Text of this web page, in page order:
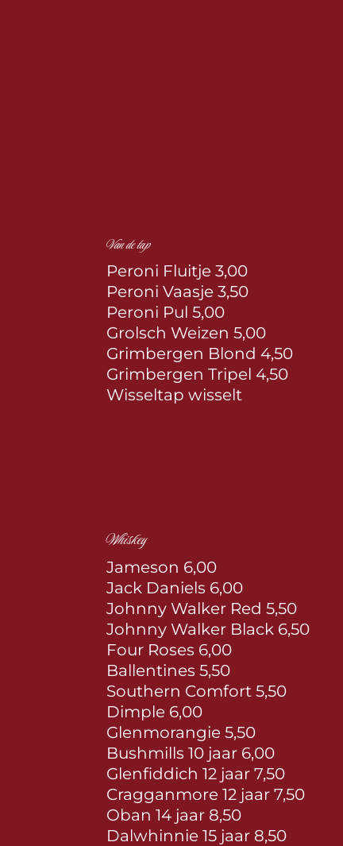
Van de tap
Peroni Fluitje 3,00
Peroni Vaasje 3,50
Peroni Pul 5,00
Grolsch Weizen 5,00
Grimbergen Blond 4,50
Grimbergen Tripel 4,50
Wisseltap wisselt
Whiskey
Jameson 6,00
Jack Daniels 6,00
Johnny Walker Red 5,50
Johnny Walker Black 6,50
Four Roses 6,00
Ballentines 5,50
Southern Comfort 5,50
Dimple 6,00
Glenmorangie 5,50
Bushmills 10 jaar 6,00
Glenfiddich 12 jaar 7,50
Cragganmore 12 jaar 7,50
Oban 14 jaar 8,50
Dalwhinnie 15 jaar 8,50